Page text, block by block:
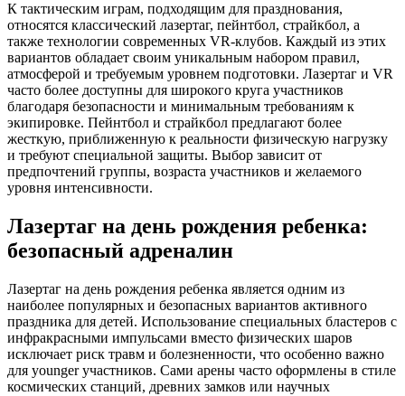
К тактическим играм, подходящим для празднования,
относятся классический лазертаг, пейнтбол, страйкбол, а
также технологии современных VR-клубов. Каждый из этих
вариантов обладает своим уникальным набором правил,
атмосферой и требуемым уровнем подготовки. Лазертаг и VR
часто более доступны для широкого круга участников
благодаря безопасности и минимальным требованиям к
экипировке. Пейнтбол и страйкбол предлагают более
жесткую, приближенную к реальности физическую нагрузку
и требуют специальной защиты. Выбор зависит от
предпочтений группы, возраста участников и желаемого
уровня интенсивности.
Лазертаг на день рождения ребенка:
безопасный адреналин
Лазертаг на день рождения ребенка является одним из
наиболее популярных и безопасных вариантов активного
праздника для детей. Использование специальных бластеров с
инфракрасными импульсами вместо физических шаров
исключает риск травм и болезненности, что особенно важно
для younger участников. Сами арены часто оформлены в стиле
космических станций, древних замков или научных